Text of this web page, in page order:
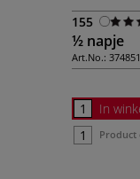
155
½ napje
Art.No.:
In
Product